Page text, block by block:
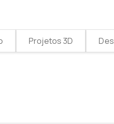
Projetos 3D